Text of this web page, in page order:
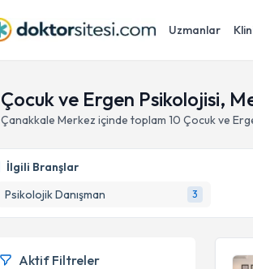
Uzmanlar
Çocuk ve Ergen Psikolojisi,
Çanakkale Merkez içinde toplam 10 Çocuk ve
İlgili Branşlar
Psikolojik Danışman
3
Aktif Filtreler